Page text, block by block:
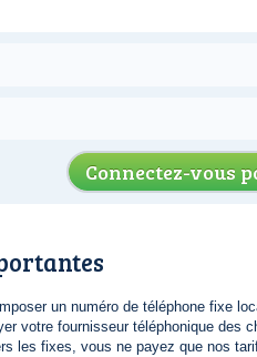
Connectez-vous
un numéro de téléphone fixe
votre fournisseur téléphonique des
les fixes, vous ne payez que nos